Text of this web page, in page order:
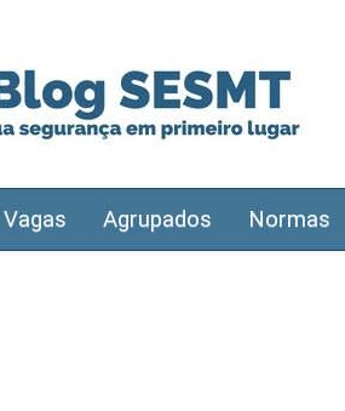
Vagas Agrupados Normas